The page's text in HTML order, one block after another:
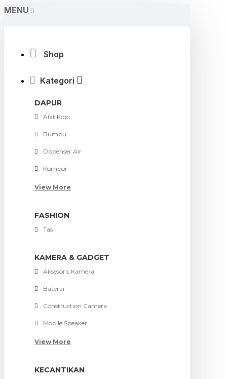
MENU
Shop
Kategori
DAPUR
Alat Kopi
Bumbu
Dispenser Air
Kompor
View More
FASHION
Tas
KAMERA & GADGET
Aksesoris Kamera
Baterai
Construction Camera
Mobile Speaker
View More
KECANTIKAN